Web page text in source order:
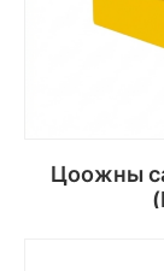
Цоожны самбар-бүрдэл 650 х 590 х 590